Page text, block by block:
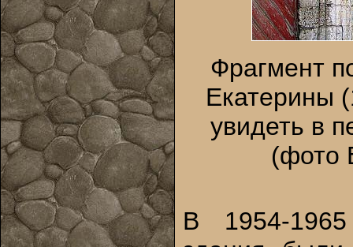
Фрагмент
Екатерины
увидеть в
(фото
В 1954-